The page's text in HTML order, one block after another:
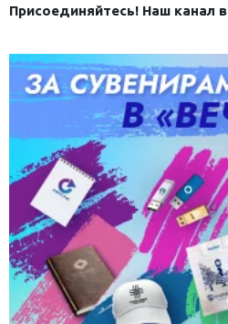
Присоединяйтесь! Наш канал в